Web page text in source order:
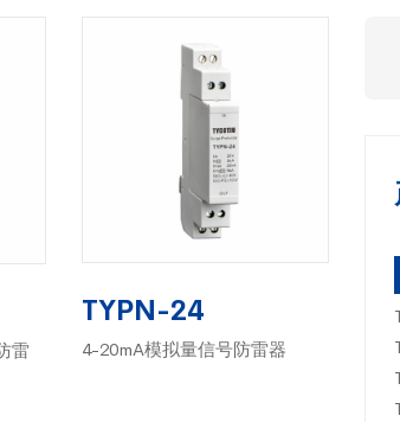
雷
TYPN-24
4-20mA模拟量信号防雷器